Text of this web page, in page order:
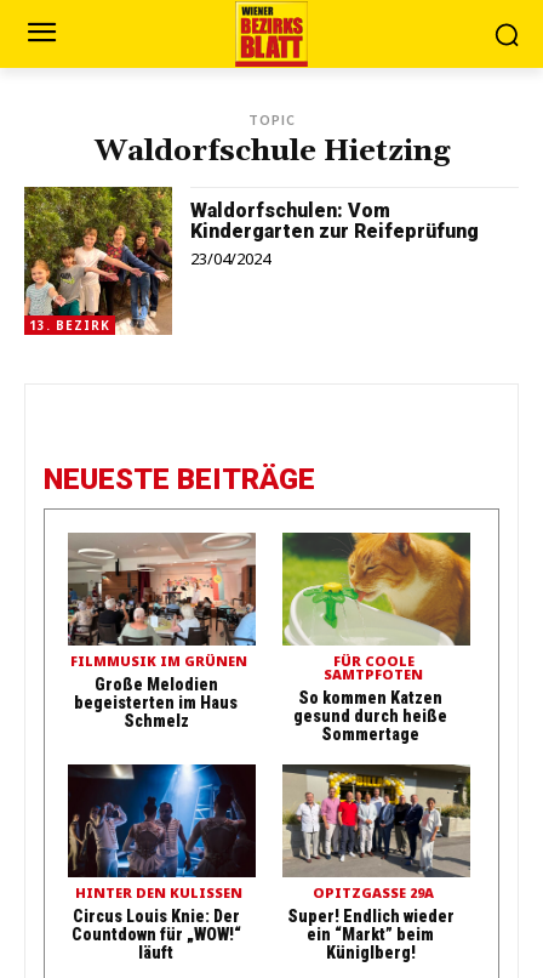
TOPIC
Waldorfschule Hietzing
13. BEZIRK
Waldorfschulen: Vom
Kindergarten zur Reifeprüfung
23/04/2024
NEUESTE BEITRÄGE
FILMMUSIK IM GRÜNEN
Große Melodien
begeisterten im Haus
Schmelz
FÜR COOLE
SAMTPFOTEN
So kommen Katzen
gesund durch heiße
Sommertage
HINTER DEN KULISSEN
Circus Louis Knie: Der
Countdown für „WOW!“
läuft
OPITZGASSE 29A
Super! Endlich wieder
ein “Markt” beim
Küniglberg!